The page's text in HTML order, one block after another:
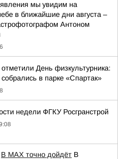
явления мы увидим на
в ближайшие дни августа –
Антоном
День физкультурника:
в парке «Спартак»
недели ФГКУ Росгранстрой
В MAX точно дойдёт В